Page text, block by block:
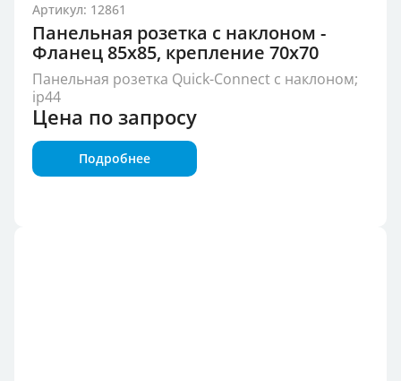
Артикул: 12861
Панельная розетка с наклоном -
Фланец 85x85, крепление 70x70
Панельная розетка Quick-Connect с наклоном;
ip44
Цена по запросу
Подробнее